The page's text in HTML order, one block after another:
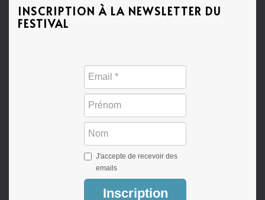
INSCRIPTION À LA NEWSLETTER DU
FESTIVAL
J'accepte de recevoir des
emails
Inscription